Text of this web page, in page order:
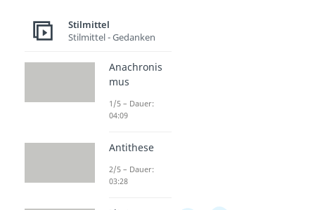
Stilmittel
Stilmittel - Gedanken
Anachronis
mus
1/5 – Dauer:
04:09
Antithese
2/5 – Dauer:
03:28